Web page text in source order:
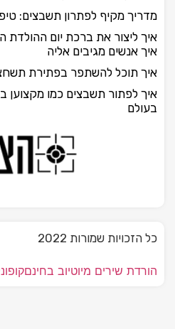
מדריך מקיף לפתרון תשבצים:
איך ליצור את ברכת יום ההולדת
איך אנשים מגיבים אליה
איך תוכל להשתפר בפתירת
איך לפתור תשבצים כמו מקצוען
בעולם
כל הזכויות שמורות 2022
הורדת שירים מיוטיוב בחינם